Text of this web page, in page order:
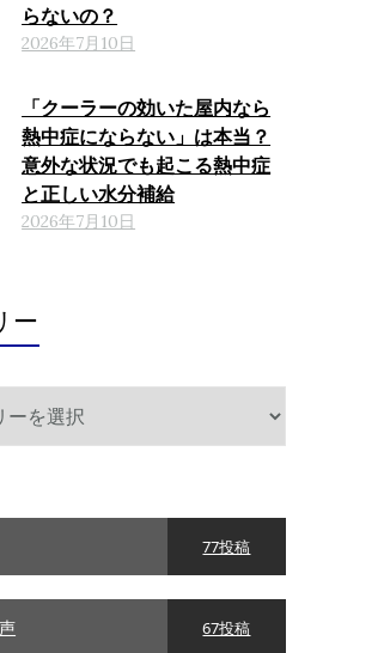
らないの？
2026年7月10日
「クーラーの効いた屋内なら
熱中症にならない」は本当？
意外な状況でも起こる熱中症
と正しい水分補給
2026年7月10日
ー
77投稿
67投稿